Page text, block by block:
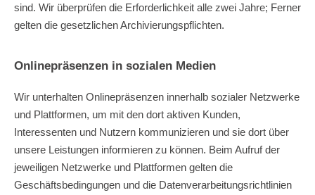
sind. Wir überprüfen die Erforderlichkeit alle zwei Jahre; Ferner
gelten die gesetzlichen Archivierungspflichten.
Onlinepräsenzen in sozialen Medien
Wir unterhalten Onlinepräsenzen innerhalb sozialer Netzwerke
und Plattformen, um mit den dort aktiven Kunden,
Interessenten und Nutzern kommunizieren und sie dort über
unsere Leistungen informieren zu können. Beim Aufruf der
jeweiligen Netzwerke und Plattformen gelten die
Geschäftsbedingungen und die Datenverarbeitungsrichtlinien